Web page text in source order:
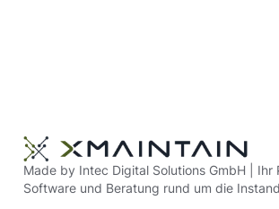
Made by Intec Digital Solutions GmbH | Ihr
Software und Beratung rund um die